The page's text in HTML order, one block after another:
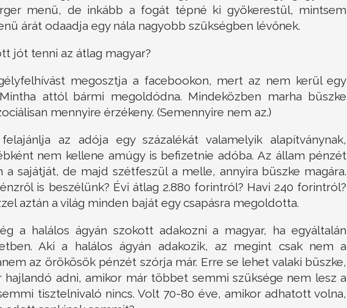
menü, de inkább a fogát tépné ki gyökerestül, mintsem
árát odaadja egy nála nagyobb szükségben lévőnek.
jót tenni az átlag magyar?
megosztja a facebookon, mert az nem kerül egy
attól bármi megoldódna. Mindeközben marha büszke
mennyire érzékeny. (Semennyire nem az.)
az adója egy százalékát valamelyik alapítványnak,
nem kellene amúgy is befizetnie adóba. Az állam pénzét
a sajátját, de majd szétfeszül a melle, annyira büszke magára.
is beszélünk? Évi átlag 2.880 forintról? Havi 240 forintról?
aztán a világ minden baját egy csapásra megoldotta.
a halálos ágyán szokott adakozni a magyar, ha egyáltalán
Aki a halálos ágyán adakozik, az megint csak nem a
az örökösök pénzét szórja már. Erre se lehet valaki büszke,
hajlandó adni, amikor már többet semmi szüksége nem lesz a
tisztelnivaló nincs. Volt 70-80 éve, amikor adhatott volna,